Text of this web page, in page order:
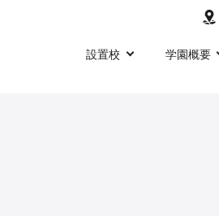
設置校 学園概要